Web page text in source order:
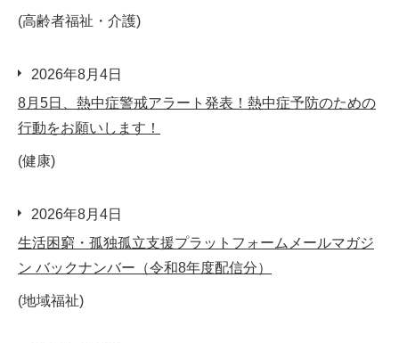
(高齢者福祉・介護)
2026年8月4日
8月5日、熱中症警戒アラート発表！熱中症予防のための
行動をお願いします！
(健康)
2026年8月4日
生活困窮・孤独孤立支援プラットフォームメールマガジ
ン バックナンバー（令和8年度配信分）
(地域福祉)